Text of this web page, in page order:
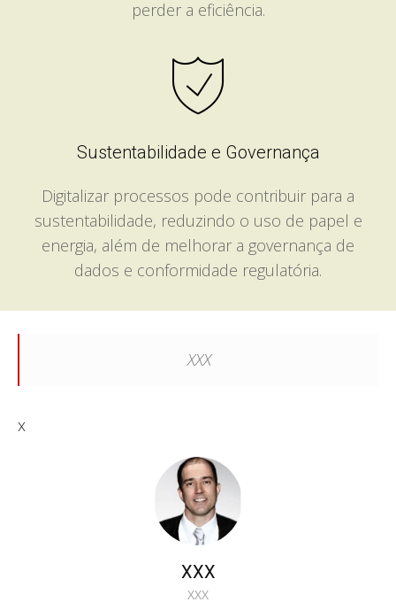
perder a eficiência.
Sustentabilidade e Governança
Digitalizar processos pode contribuir para a
sustentabilidade, reduzindo o uso de papel e
energia, além de melhorar a governança de
dados e conformidade regulatória.
XXX
x
XXX
XXX